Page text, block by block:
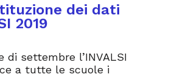
dei dati
2019
di settembre l’INVALSI
a tutte le scuole i